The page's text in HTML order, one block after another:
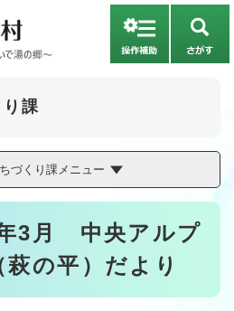
が
り課
づくり課メニュー
3月 中央アルプ
の平）だより